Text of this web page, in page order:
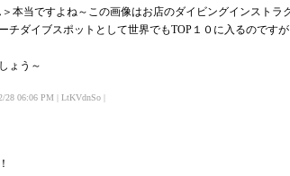
＞本当ですよね～この画像はお店のダイビングインストラ
チダイブスポットとして世界でもTOP１０に入るのです
ょう～
28 06:06 PM | LtKVdnSo |